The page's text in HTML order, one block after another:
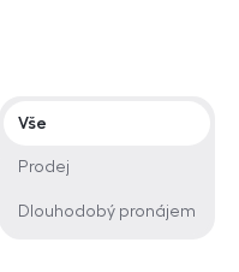
Typ nabídky
Vše
Prodej
Dlouhodobý pronájem